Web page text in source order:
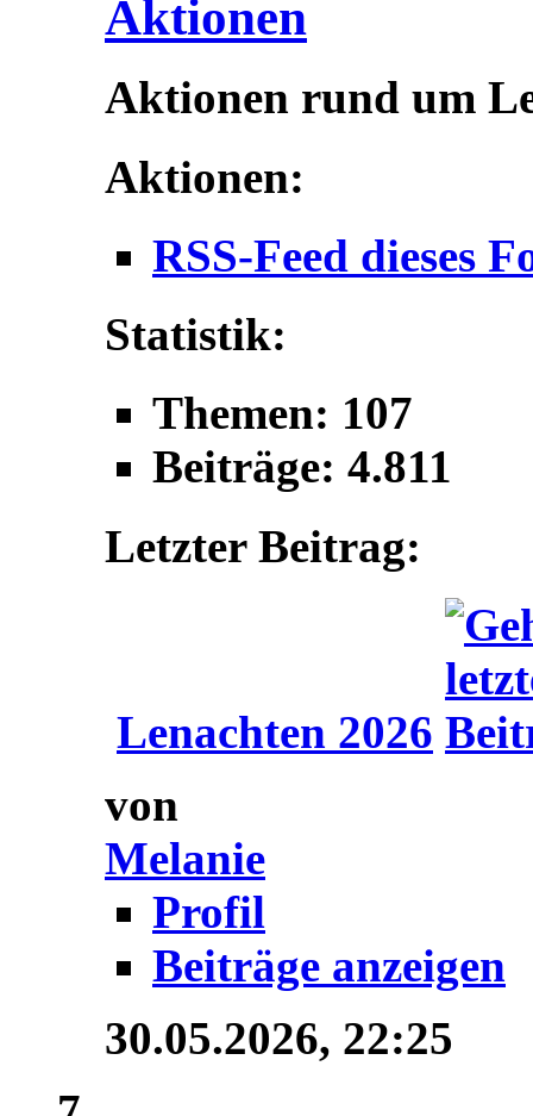
Aktionen
Aktionen rund um
Aktionen:
RSS-Feed dieses
Statistik:
Themen: 107
Beiträge: 4.811
Letzter Beitrag:
Lenachten 2026
von
Melanie
Profil
Beiträge anzeigen
30.05.2026, 22:25